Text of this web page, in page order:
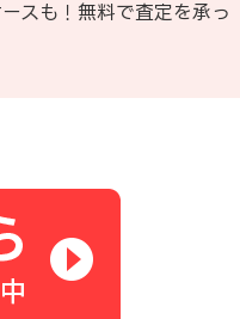
スも！無料で査定を承っ